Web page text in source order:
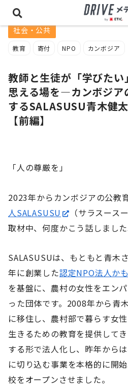
社会・公共
教育 寄付 NPO カンボジア
教師と生徒が「学びた
思える場を―カンボジア
するSALASUSU青木健
【前編】
「人の尊厳を」
2023年からカンボジアの公教
人SALASUSU
（サラスース
取材中、何度かこう話しました
SALASUSUは、もともと青木
年に創業した認定NPO法人か
を基盤に、農村の女性をエン
った団体です。2008年から青
に移住し、農村部で暮らす女
生きるための教育を提供して
する形で法人化し、昨年から
に切り込む事業を本格的に開
校をオープンさせました。